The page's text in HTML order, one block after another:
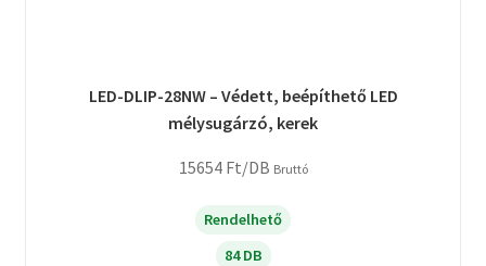
LED-DLIP-28NW – Védett, beépíthető LED
mélysugárzó, kerek
15654 Ft/DB Bruttó
Rendelhető
84 DB